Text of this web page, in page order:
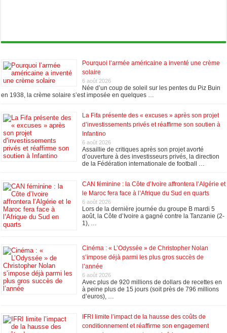
Pourquoi l’armée américaine a inventé une crème
solaire
6 août 2026
Née d’un coup de soleil sur les pentes du Piz Buin
en 1938, la crème solaire s’est imposée en quelques …
La Fifa présente des « excuses » après son projet
d’investissements privés et réaffirme son soutien à
Infantino
6 août 2026
Assaillie de critiques après son projet avorté
d’ouverture à des investisseurs privés, la direction
de la Fédération internationale de football …
CAN féminine : la Côte d’Ivoire affrontera l’Algérie et
le Maroc fera face à l’Afrique du Sud en quarts
6 août 2026
Lors de la dernière journée du groupe B mardi 5
août, la Côte d’Ivoire a gagné contre la Tanzanie (2-
1), …
Cinéma : « L’Odyssée » de Christopher Nolan
s’impose déjà parmi les plus gros succès de
l’année
6 août 2026
Avec plus de 920 millions de dollars de recettes en
à peine plus de 15 jours (soit près de 796 millions
d’euros), …
IFRI limite l’impact de la hausse des coûts de
conditionnement et réaffirme son engagement